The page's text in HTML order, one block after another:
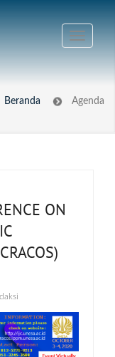
Beranda Agenda
ON